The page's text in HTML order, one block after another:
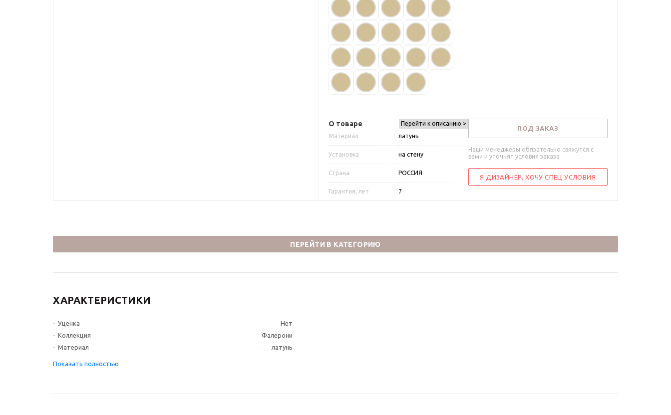
О товаре
Перейти к описанию >
Материал
латунь
Установка на стену
Страна РОССИЯ
Гарантия, лет 7
ПОД ЗАКАЗ
Наши менеджеры обязательно свяжутся с
вами и уточнят условия заказа
Я ДИЗАЙНЕР, ХОЧУ СПЕЦ УСЛОВИЯ
ПЕРЕЙТИ В КАТЕГОРИЮ
ХАРАКТЕРИСТИКИ
Уценка
Нет
Коллекция
Фалерони
Материал
латунь